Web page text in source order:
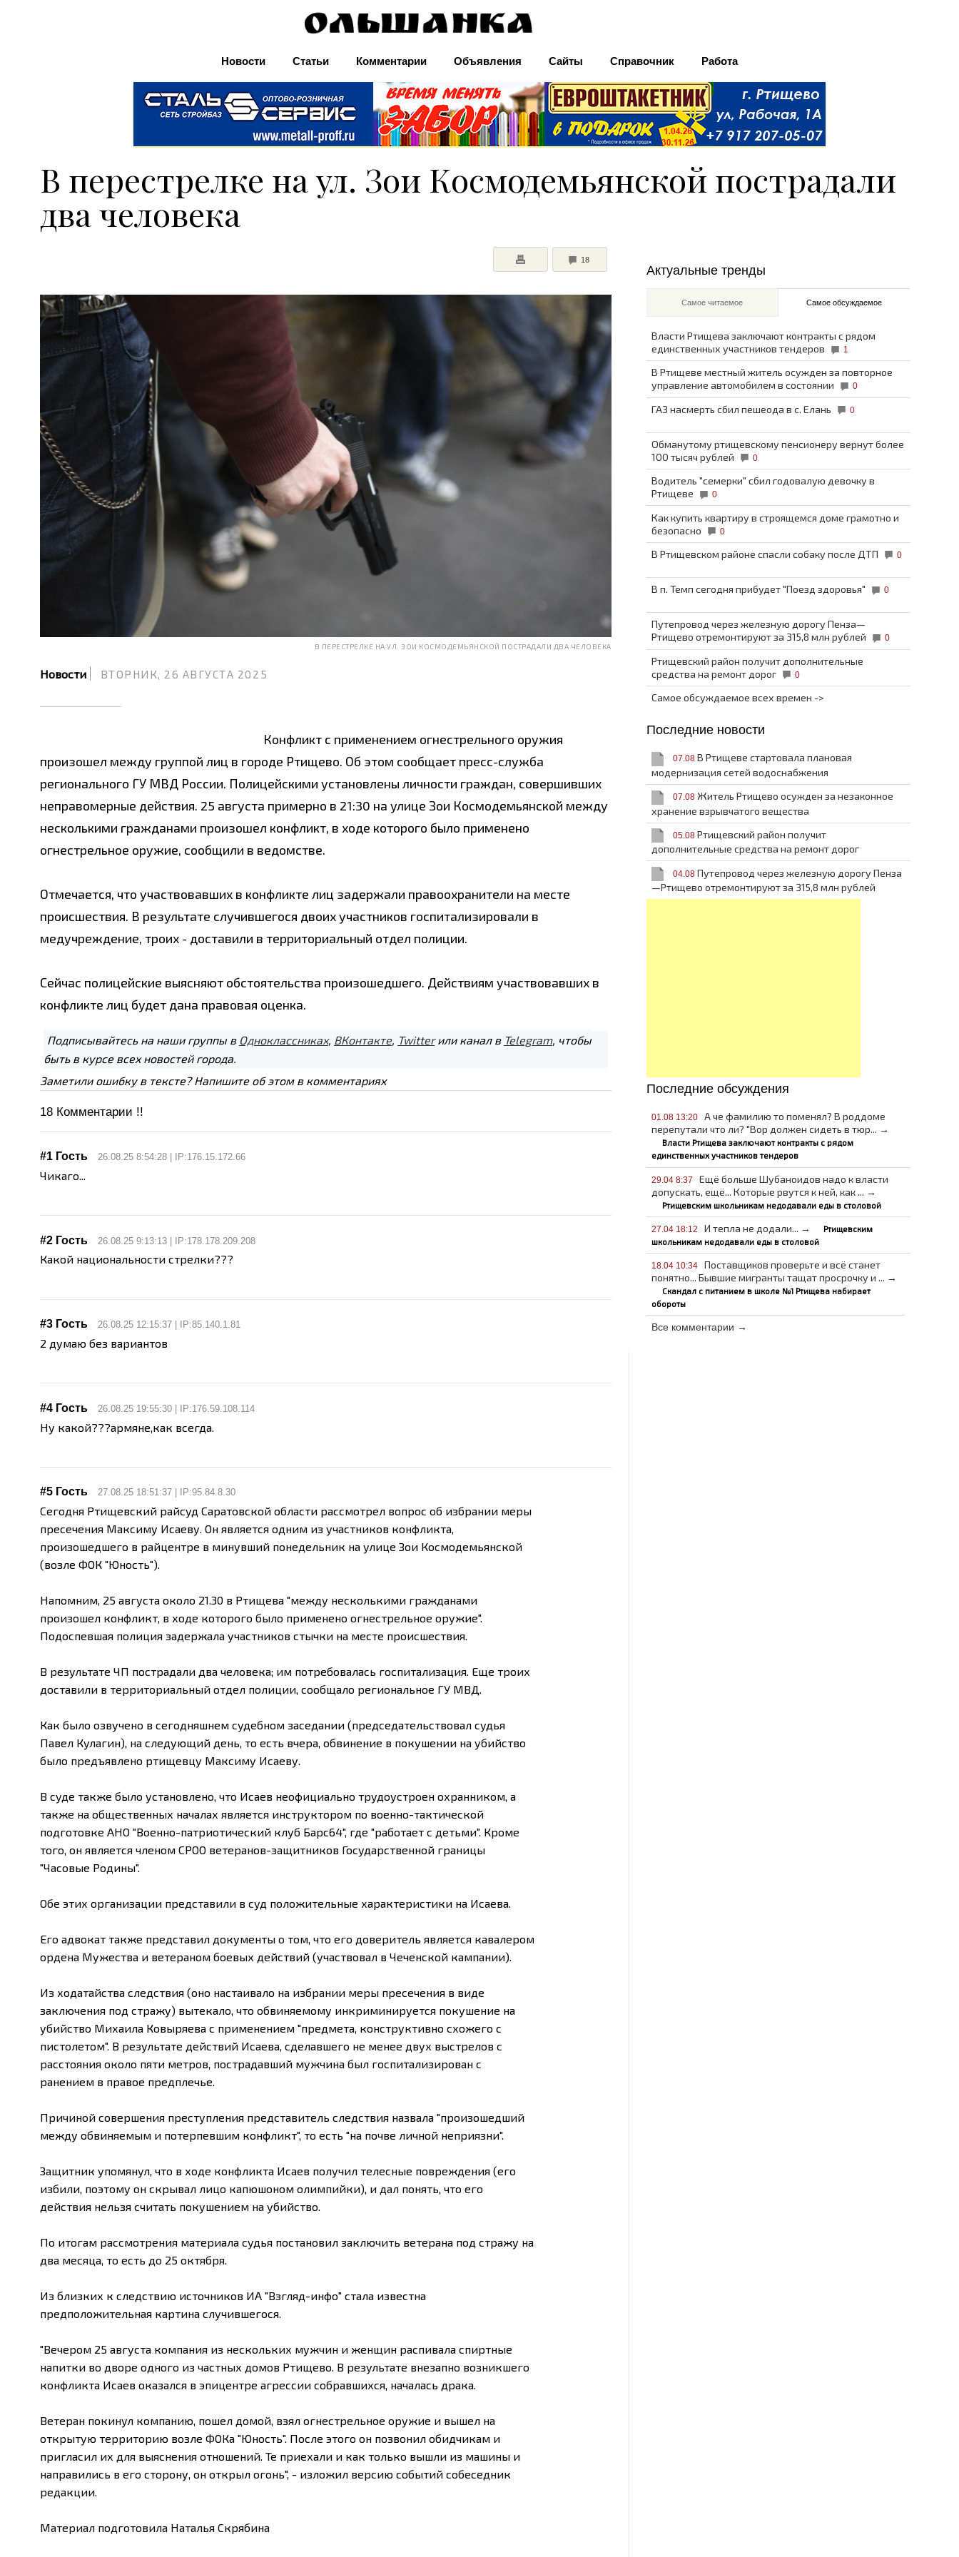
Новости Статьи Комментарии Объявления Сайты Справочник Работа
В перестрелке на ул. Зои Космодемьянской пострадали
два человека
18COMMENTS
В ПЕРЕСТРЕЛКЕ НА УЛ. ЗОИ КОСМОДЕМЬЯНСКОЙ ПОСТРАДАЛИ ДВА ЧЕЛОВЕКА
Новости ВТОРНИК, 26 АВГУСТА 2025
Конфликт с применением огнестрельного оружия
произошел между группой лиц в городе Ртищево. Об этом сообщает пресс-служба
регионального ГУ МВД России. Полицейскими установлены личности граждан, совершивших
неправомерные действия. 25 августа примерно в 21:30 на улице Зои Космодемьянской между
несколькими гражданами произошел конфликт, в ходе которого было применено
огнестрельное оружие, сообщили в ведомстве.
Отмечается, что участвовавших в конфликте лиц задержали правоохранители на месте
происшествия. В результате случившегося двоих участников госпитализировали в
медучреждение, троих - доставили в территориальный отдел полиции.
Сейчас полицейские выясняют обстоятельства произошедшего. Действиям участвовавших в
конфликте лиц будет дана правовая оценка.
Подписывайтесь на наши группы в Одноклассниках, ВКонтакте, Twitterили канал в Telegram, чтобы
быть в курсе всех новостей города.
Заметили ошибку в тексте? Напишите об этом в комментариях
18 Комментарии !!
#1 Гость 26.08.25 8:54:28 | IP:176.15.172.66
Чикаго...
#2 Гость 26.08.25 9:13:13 | IP:178.178.209.208
Какой национальности стрелки???
#3 Гость 26.08.25 12:15:37 | IP:85.140.1.81
2 думаю без вариантов
#4 Гость 26.08.25 19:55:30 | IP:176.59.108.114
Ну какой???армяне,как всегда.
#5 Гость 27.08.25 18:51:37 | IP:95.84.8.30
Сегодня Ртищевский райсуд Саратовской области рассмотрел вопрос об избрании меры
пресечения Максиму Исаеву. Он является одним из участников конфликта,
произошедшего в райцентре в минувший понедельник на улице Зои Космодемьянской
(возле ФОК "Юность").
Напомним, 25 августа около 21.30 в Ртищева "между несколькими гражданами
произошел конфликт, в ходе которого было применено огнестрельное оружие".
Подоспевшая полиция задержала участников стычки на месте происшествия.
В результате ЧП пострадали два человека; им потребовалась госпитализация. Еще троих
доставили в территориальный отдел полиции, сообщало региональное ГУ МВД.
Как было озвучено в сегодняшнем судебном заседании (председательствовал судья
Павел Кулагин), на следующий день, то есть вчера, обвинение в покушении на убийство
было предъявлено ртищевцу Максиму Исаеву.
В суде также было установлено, что Исаев неофициально трудоустроен охранником, а
также на общественных началах является инструктором по военно-тактической
подготовке АНО "Военно-патриотический клуб Барс64", где "работает с детьми". Кроме
того, он является членом СРОО ветеранов-защитников Государственной границы
"Часовые Родины".
Обе этих организации представили в суд положительные характеристики на Исаева.
Его адвокат также представил документы о том, что его доверитель является кавалером
ордена Мужества и ветераном боевых действий (участвовал в Чеченской кампании).
Из ходатайства следствия (оно настаивало на избрании меры пресечения в виде
заключения под стражу) вытекало, что обвиняемому инкриминируется покушение на
убийство Михаила Ковыряева с применением "предмета, конструктивно схожего с
пистолетом". В результате действий Исаева, сделавшего не менее двух выстрелов с
расстояния около пяти метров, пострадавший мужчина был госпитализирован с
ранением в правое предплечье.
Причиной совершения преступления представитель следствия назвала "произошедший
между обвиняемым и потерпевшим конфликт", то есть "на почве личной неприязни".
Защитник упомянул, что в ходе конфликта Исаев получил телесные повреждения (его
избили, поэтому он скрывал лицо капюшоном олимпийки), и дал понять, что его
действия нельзя считать покушением на убийство.
По итогам рассмотрения материала судья постановил заключить ветерана под стражу на
два месяца, то есть до 25 октября.
Из близких к следствию источников ИА "Взгляд-инфо" стала известна
предположительная картина случившегося.
"Вечером 25 августа компания из нескольких мужчин и женщин распивала спиртные
напитки во дворе одного из частных домов Ртищево. В результате внезапно возникшего
конфликта Исаев оказался в эпицентре агрессии собравшихся, началась драка.
Ветеран покинул компанию, пошел домой, взял огнестрельное оружие и вышел на
открытую территорию возле ФОКа "Юность". После этого он позвонил обидчикам и
пригласил их для выяснения отношений. Те приехали и как только вышли из машины и
направились в его сторону, он открыл огонь", - изложил версию событий собеседник
редакции.
Материал подготовила Наталья Скрябина
Актуальные тренды
Самое читаемое Самое обсуждаемое
Власти Ртищева заключают контракты с рядом
единственных участников тендеров
1
В Ртищеве местный житель осужден за повторное
управление автомобилем в состоянии
0
ГАЗ насмерть сбил пешеода в с. Елань 0
Обманутому ртищевскому пенсионеру вернут более
100 тысяч рублей
0
Водитель "семерки" сбил годовалую девочку в
Ртищеве
0
Как купить квартиру в строящемся доме грамотно и
безопасно
0
В Ртищевском районе спасли собаку после ДТП 0
В п. Темп сегодня прибудет "Поезд здоровья" 0
Путепровод через железную дорогу Пенза—
Ртищево отремонтируют за 315,8 млн рублей
0
Ртищевский район получит дополнительные
средства на ремонт дорог
0
Самое обсуждаемое всех времен ->
Последние новости
07.08В Ртищеве стартовала плановая
модернизация сетей водоснабжения
07.08Житель Ртищево осужден за незаконное
хранение взрывчатого вещества
05.08Ртищевский район получит
дополнительные средства на ремонт дорог
04.08Путепровод через железную дорогу Пенза
—Ртищево отремонтируют за 315,8 млн рублей
Последние обсуждения
01.08 13:20
А че фамилию то поменял? В роддоме
перепутали что ли? "Вор должен сидеть в тюр... →
Власти Ртищева заключают контракты с рядом
единственных участников тендеров
29.04 8:37
Ещё больше Шубаноидов надо к власти
допускать, ещё... Которые рвутся к ней, как ... →
Ртищевским школьникам недодавали еды в столовой
27.04 18:12 И тепла не додали... →
Ртищевским
школьникам недодавали еды в столовой
18.04 10:34
Поставщиков проверьте и всё станет
понятно... Бывшие мигранты тащат просрочку и ... →
Скандал с питанием в школе №1 Ртищева набирает
обороты
Все комментарии →